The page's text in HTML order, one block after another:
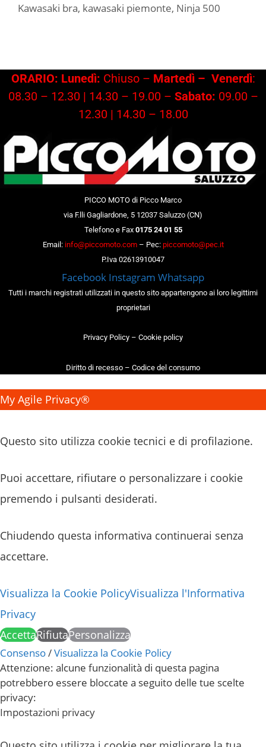
Kawasaki bra, kawasaki piemonte, Ninja 500
ORARIO: Lunedì: Chiuso – Martedì – Venerdì:
08.30 – 12.30 | 14.30 – 19.00 – Sabato: 09.00 –
12.30 | 14.30 – 18.00
PICCO MOTO di Picco Marco
via F.lli Gagliardone, 5 12037 Saluzzo (CN)
Telefono e Fax 0175 24 01 55
Email: info@piccomoto.com– Pec: piccomoto@pec.it
P.Iva 02613910047
Facebook Instagram Whatsapp
Tutti i marchi registrati utilizzati in questo sito appartengono ai loro legittimi
proprietari
Privacy Policy – Cookie policy
Diritto di recesso – Codice del consumo
My Agile Privacy®
Questo sito utilizza cookie tecnici e di profilazione.
Puoi accettare, rifiutare o personalizzare i cookie
premendo i pulsanti desiderati.
Chiudendo questa informativa continuerai senza
accettare.
Visualizza la Cookie PolicyVisualizza l'Informativa
Privacy
AccettaRifiutaPersonalizza
Consenso/Visualizza la Cookie Policy
Attenzione: alcune funzionalità di questa pagina
potrebbero essere bloccate a seguito delle tue scelte
privacy:
Impostazioni privacy